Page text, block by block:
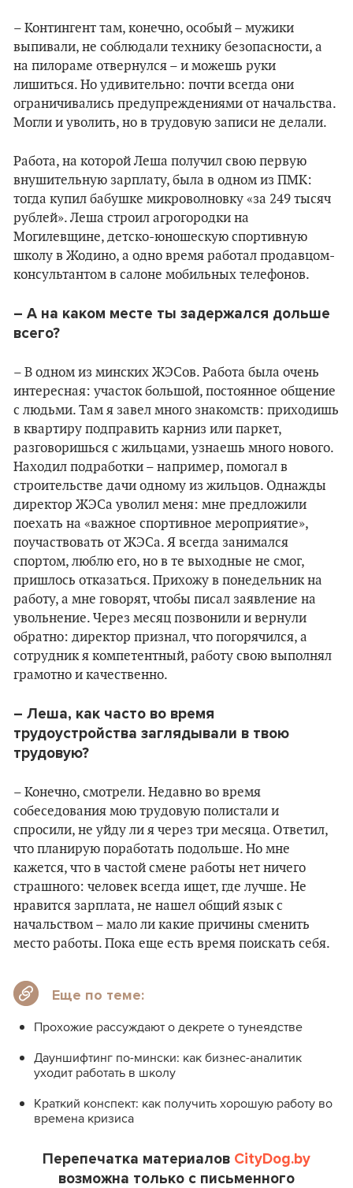
– Контингент там, конечно, особый – мужики
выпивали, не соблюдали технику безопасности, а
на пилораме отвернулся – и можешь руки
лишиться. Но удивительно: почти всегда они
ограничивались предупреждениями от начальства.
Могли и уволить, но в трудовую записи не делали.
Работа, на которой Леша получил свою первую
внушительную зарплату, была в одном из ПМК:
тогда купил бабушке микроволновку «за 249 тысяч
рублей». Леша строил агрогородки на
Могилевщине, детско-юношескую спортивную
школу в Жодино, а одно время работал продавцом-
консультантом в салоне мобильных телефонов.
– А на каком месте ты задержался дольше
всего?
– В одном из минских ЖЭСов. Работа была очень
интересная: участок большой, постоянное общение
с людьми. Там я завел много знакомств: приходишь
в квартиру подправить карниз или паркет,
разговоришься с жильцами, узнаешь много нового.
Находил подработки – например, помогал в
строительстве дачи одному из жильцов. Однажды
директор ЖЭСа уволил меня: мне предложили
поехать на «важное спортивное мероприятие»,
поучаствовать от ЖЭСа. Я всегда занимался
спортом, люблю его, но в те выходные не смог,
пришлось отказаться. Прихожу в понедельник на
работу, а мне говорят, чтобы писал заявление на
увольнение. Через месяц позвонили и вернули
обратно: директор признал, что погорячился, а
сотрудник я компетентный, работу свою выполнял
грамотно и качественно.
– Леша, как часто во время
трудоустройства заглядывали в твою
трудовую?
– Конечно, смотрели. Недавно во время
собеседования мою трудовую полистали и
спросили, не уйду ли я через три месяца. Ответил,
что планирую поработать подольше. Но мне
кажется, что в частой смене работы нет ничего
страшного: человек всегда ищет, где лучше. Не
нравится зарплата, не нашел общий язык с
начальством – мало ли какие причины сменить
место работы. Пока еще есть время поискать себя.
Еще по теме:
Прохожие рассуждают о декрете о тунеядстве
Дауншифтинг по-мински: как бизнес-аналитик
уходит работать в школу
Краткий конспект: как получить хорошую работу во
времена кризиса
Перепечатка материалов CityDog.by
возможна только с письменного